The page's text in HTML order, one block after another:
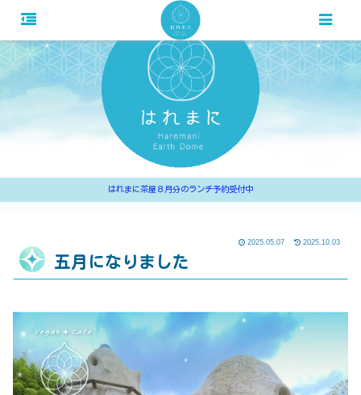
はれまに茶屋８月分のランチ予約受付中
2025.05.07 2025.10.03
五月になりました